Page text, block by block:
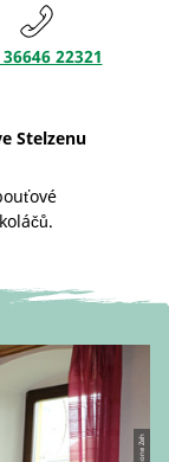
22321
Stelzenu